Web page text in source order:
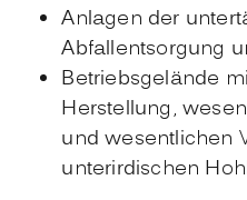
Anlagen der
Abfallentsorgung
Betriebsgelände
Herstellung,
und wesentlichen
unterirdischen